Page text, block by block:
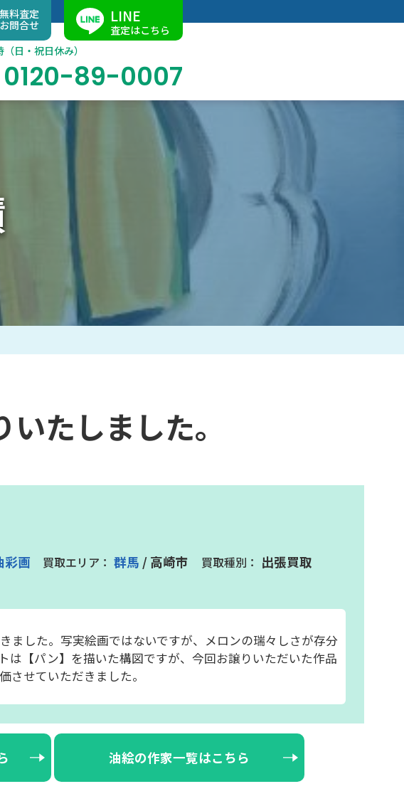
ジュエリー・ウォッチ買取
無料査定
お問合せ
LINE
査定はこちら
日・祝日休み）
0120-89-0007
たしました。
彩画 群馬 / 高崎市
出張買取
ました。写実絵画ではないですが、メロンの瑞々しさが存分
は【パン】を描いた構図ですが、今回お譲りいただいた作品
させていただきました。
油絵の作家一覧はこちら